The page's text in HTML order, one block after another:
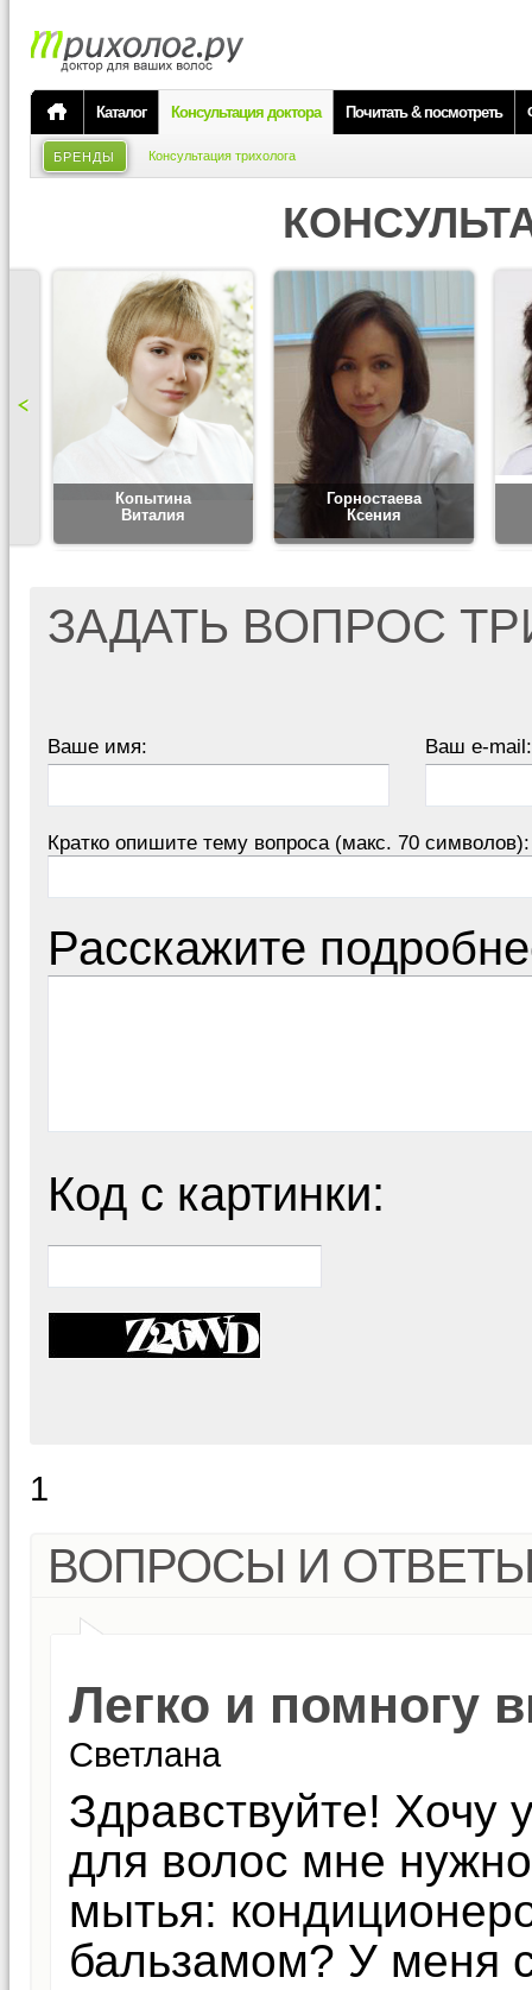
Каталог Консультация доктора Почитать & посмотреть
БРЕНДЫ Консультация трихолога
Копытина
Виталия
Горностаева
Ксения
ЗАДАТЬ ВОПРОС
Ваше имя: Ваш e-mail:
Кратко опишите тему вопроса (макс. 70 символов):
Расскажите
Код с картинки:
1
ВОПРОСЫ И
Легко и помногу
Светлана
Здравствуйте! Хочу
для волос мне
мытья:
бальзамом? У меня